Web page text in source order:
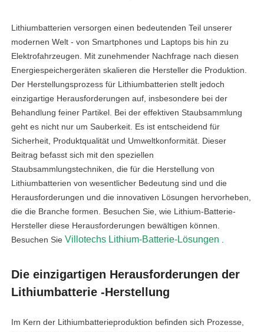
Lithiumbatterien versorgen einen bedeutenden Teil unserer
modernen Welt - von Smartphones und Laptops bis hin zu
Elektrofahrzeugen. Mit zunehmender Nachfrage nach diesen
Energiespeichergeräten skalieren die Hersteller die Produktion.
Der Herstellungsprozess für Lithiumbatterien stellt jedoch
einzigartige Herausforderungen auf, insbesondere bei der
Behandlung feiner Partikel. Bei der effektiven Staubsammlung
geht es nicht nur um Sauberkeit. Es ist entscheidend für
Sicherheit, Produktqualität und Umweltkonformität. Dieser
Beitrag befasst sich mit den speziellen
Staubsammlungstechniken, die für die Herstellung von
Lithiumbatterien von wesentlicher Bedeutung sind und die
Herausforderungen und die innovativen Lösungen hervorheben,
die die Branche formen. Besuchen Sie, wie Lithium-Batterie-
Hersteller diese Herausforderungen bewältigen können.
Besuchen SieVillotechs Lithium-Batterie-Lösungen
Die einzigartigen Herausforderungen der
Lithiumbatterie -Herstellung
Im Kern der Lithiumbatterieproduktion befinden sich Prozesse,